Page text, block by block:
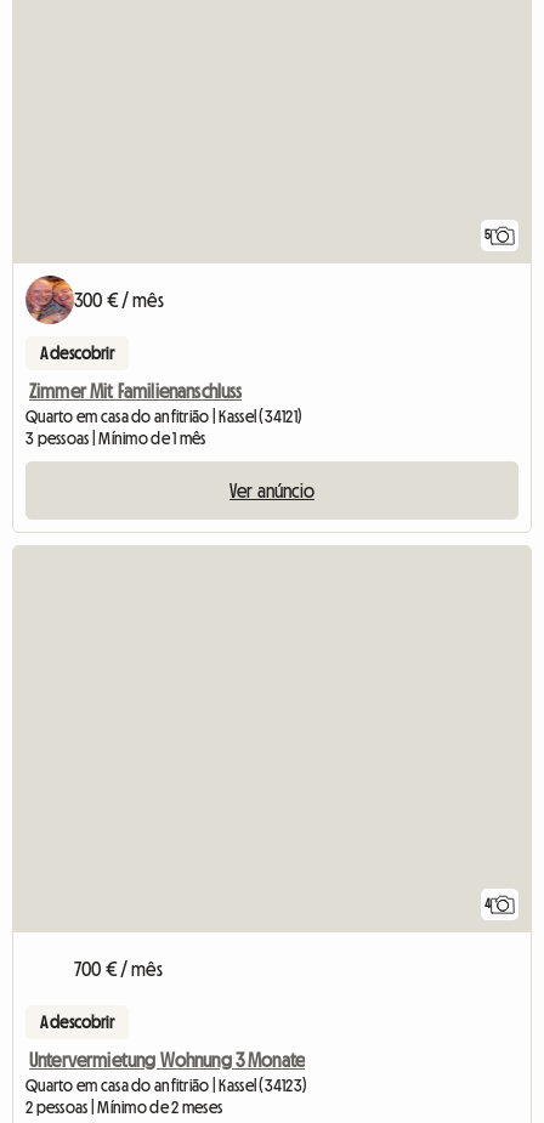
5
300 € / mês
A descobrir
Zimmer Mit Familienanschluss
Quarto em casa do anfitrião | Kassel (34121)
3 pessoas | Mínimo de 1 mês
Ver anúncio
4
700 € / mês
A descobrir
Untervermietung Wohnung 3 Monate
Quarto em casa do anfitrião | Kassel (34123)
2 pessoas | Mínimo de 2 meses